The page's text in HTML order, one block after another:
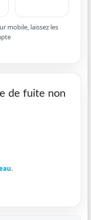
mobile, laissez les
de fuite non
.